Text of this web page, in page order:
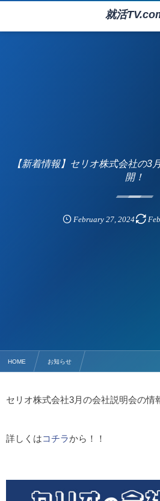
就活
【新着情報】セリオ株式会社の3
開！
February 27 2024
HOME お知らせ
セリオ株式会社3月の会社説明会の情
詳しくはコチラから！！